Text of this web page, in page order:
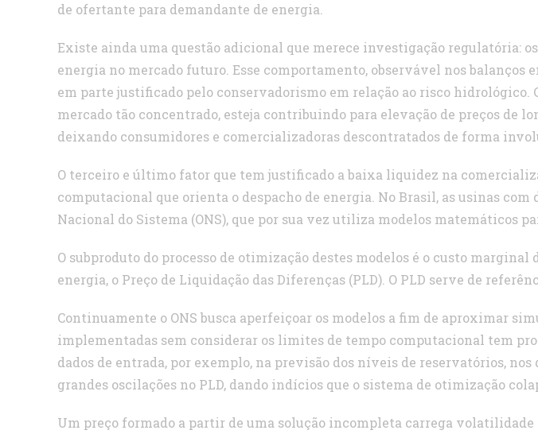
de ofertante para demandante de energia.
Existe ainda uma questão adicional que merece investigação regulatória:
energia no mercado futuro. Esse comportamento, observável nos
em parte justificado pelo conservadorismo em relação ao risco
mercado tão concentrado, esteja contribuindo para elevação de preços de
deixando consumidores e comercializadoras descontratados de forma
O terceiro e último fator que tem justificado a baixa liquidez na
computacional que orienta o despacho de energia. No Brasil, as usinas
Nacional do Sistema (ONS), que por sua vez utiliza modelos matemáticos
O subproduto do processo de otimização destes modelos é o custo marginal
energia, o Preço de Liquidação das Diferenças (PLD). O PLD serve de
Continuamente o ONS busca aperfeiçoar os modelos a fim de aproximar
implementadas sem considerar os limites de tempo computacional tem
dados de entrada, por exemplo, na previsão dos níveis de reservatórios,
grandes oscilações no PLD, dando indícios que o sistema de otimização
Um preço formado a partir de uma solução incompleta carrega